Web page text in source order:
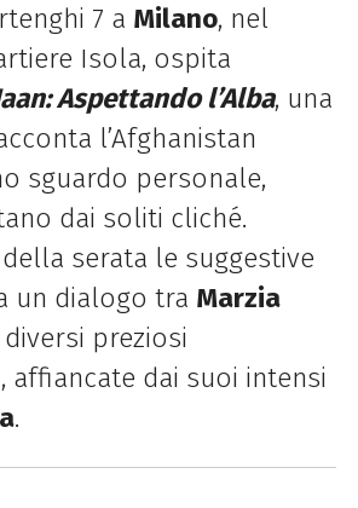
7 a Milano, nel
Isola, ospita
Aspettando l’Alba, una
l’Afghanistan
sguardo personale,
dai soliti cliché.
serata le suggestive
un dialogo tra Marzia
preziosi
dai suoi intensi
.